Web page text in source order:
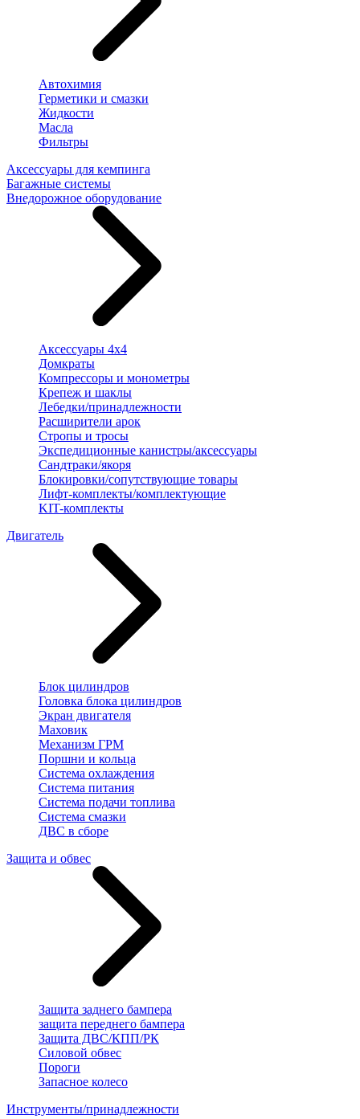
Автохимия
Герметики и смазки
Жидкости
Масла
Фильтры
Аксессуары для кемпинга
Багажные системы
Внедорожное оборудование
Аксессуары 4х4
Домкраты
Компрессоры и монометры
Крепеж и шаклы
Лебедки/принадлежности
Расширители арок
Стропы и тросы
Экспедиционные канистры/аксессуары
Сандтраки/якоря
Блокировки/сопутствующие товары
Лифт-комплекты/комплектующие
KIT-комплекты
Двигатель
Блок цилиндров
Головка блока цилиндров
Экран двигателя
Маховик
Механизм ГРМ
Поршни и кольца
Система охлаждения
Система питания
Система подачи топлива
Система смазки
ДВС в сборе
Защита и обвес
Защита заднего бампера
защита переднего бампера
Защита ДВС/КПП/РК
Силовой обвес
Пороги
Запасное колесо
Инструменты/принадлежности